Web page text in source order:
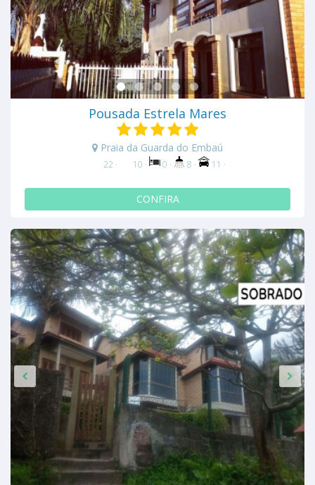
Pousada Estrela Mares
Praia da Guarda do Embaú
22 · 10 · 0 · 8 · 11 ·
CONFIRA